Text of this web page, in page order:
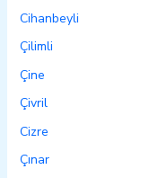
Cihanbeyli
Çilimli
Çine
Çivril
Cizre
Çınar